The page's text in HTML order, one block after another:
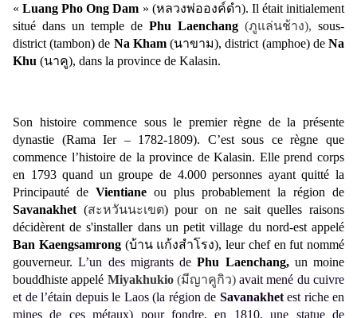
«Luang Pho Ong Dam » (หลวงพ่อองค์ดำ). Il était initialement
situé dans un temple de Phu Laenchang (ภูแล่นช้าง), sous-
district (tambon) de Na Kham(นาขาม), district (amphoe) deNa
Khu (นาคู), dans la province de Kalasin.
Son histoire commence sous le premier règne de la présente
dynastie (Rama Ier – 1782-1809). C’est sous ce règne que
commence l’histoire de la province de Kalasin. Elle prend corps
en 1793 quand un groupe de 4.000 personnes ayant quitté la
Principauté de Vientiane ou plus probablement la région de
Savanakhet (สะหวันนะเขต)pour on ne sait quelles raisons
décidèrent de s'installer dans un petit village du nord-est appelé
Ban Kaengsamrong(บ้าน แก้งสำโรง), leur chef en fut nommé
gouverneur. L’un des migrants dePhu Laenchang, un moine
bouddhiste appelé Miyakhukio (มีญาคูกิว)avait mené du cuivre
et de l’étain depuis le Laos (la région de Savanakhet est riche en
mines de ces métaux) pour fondre, en 1810, une statue de